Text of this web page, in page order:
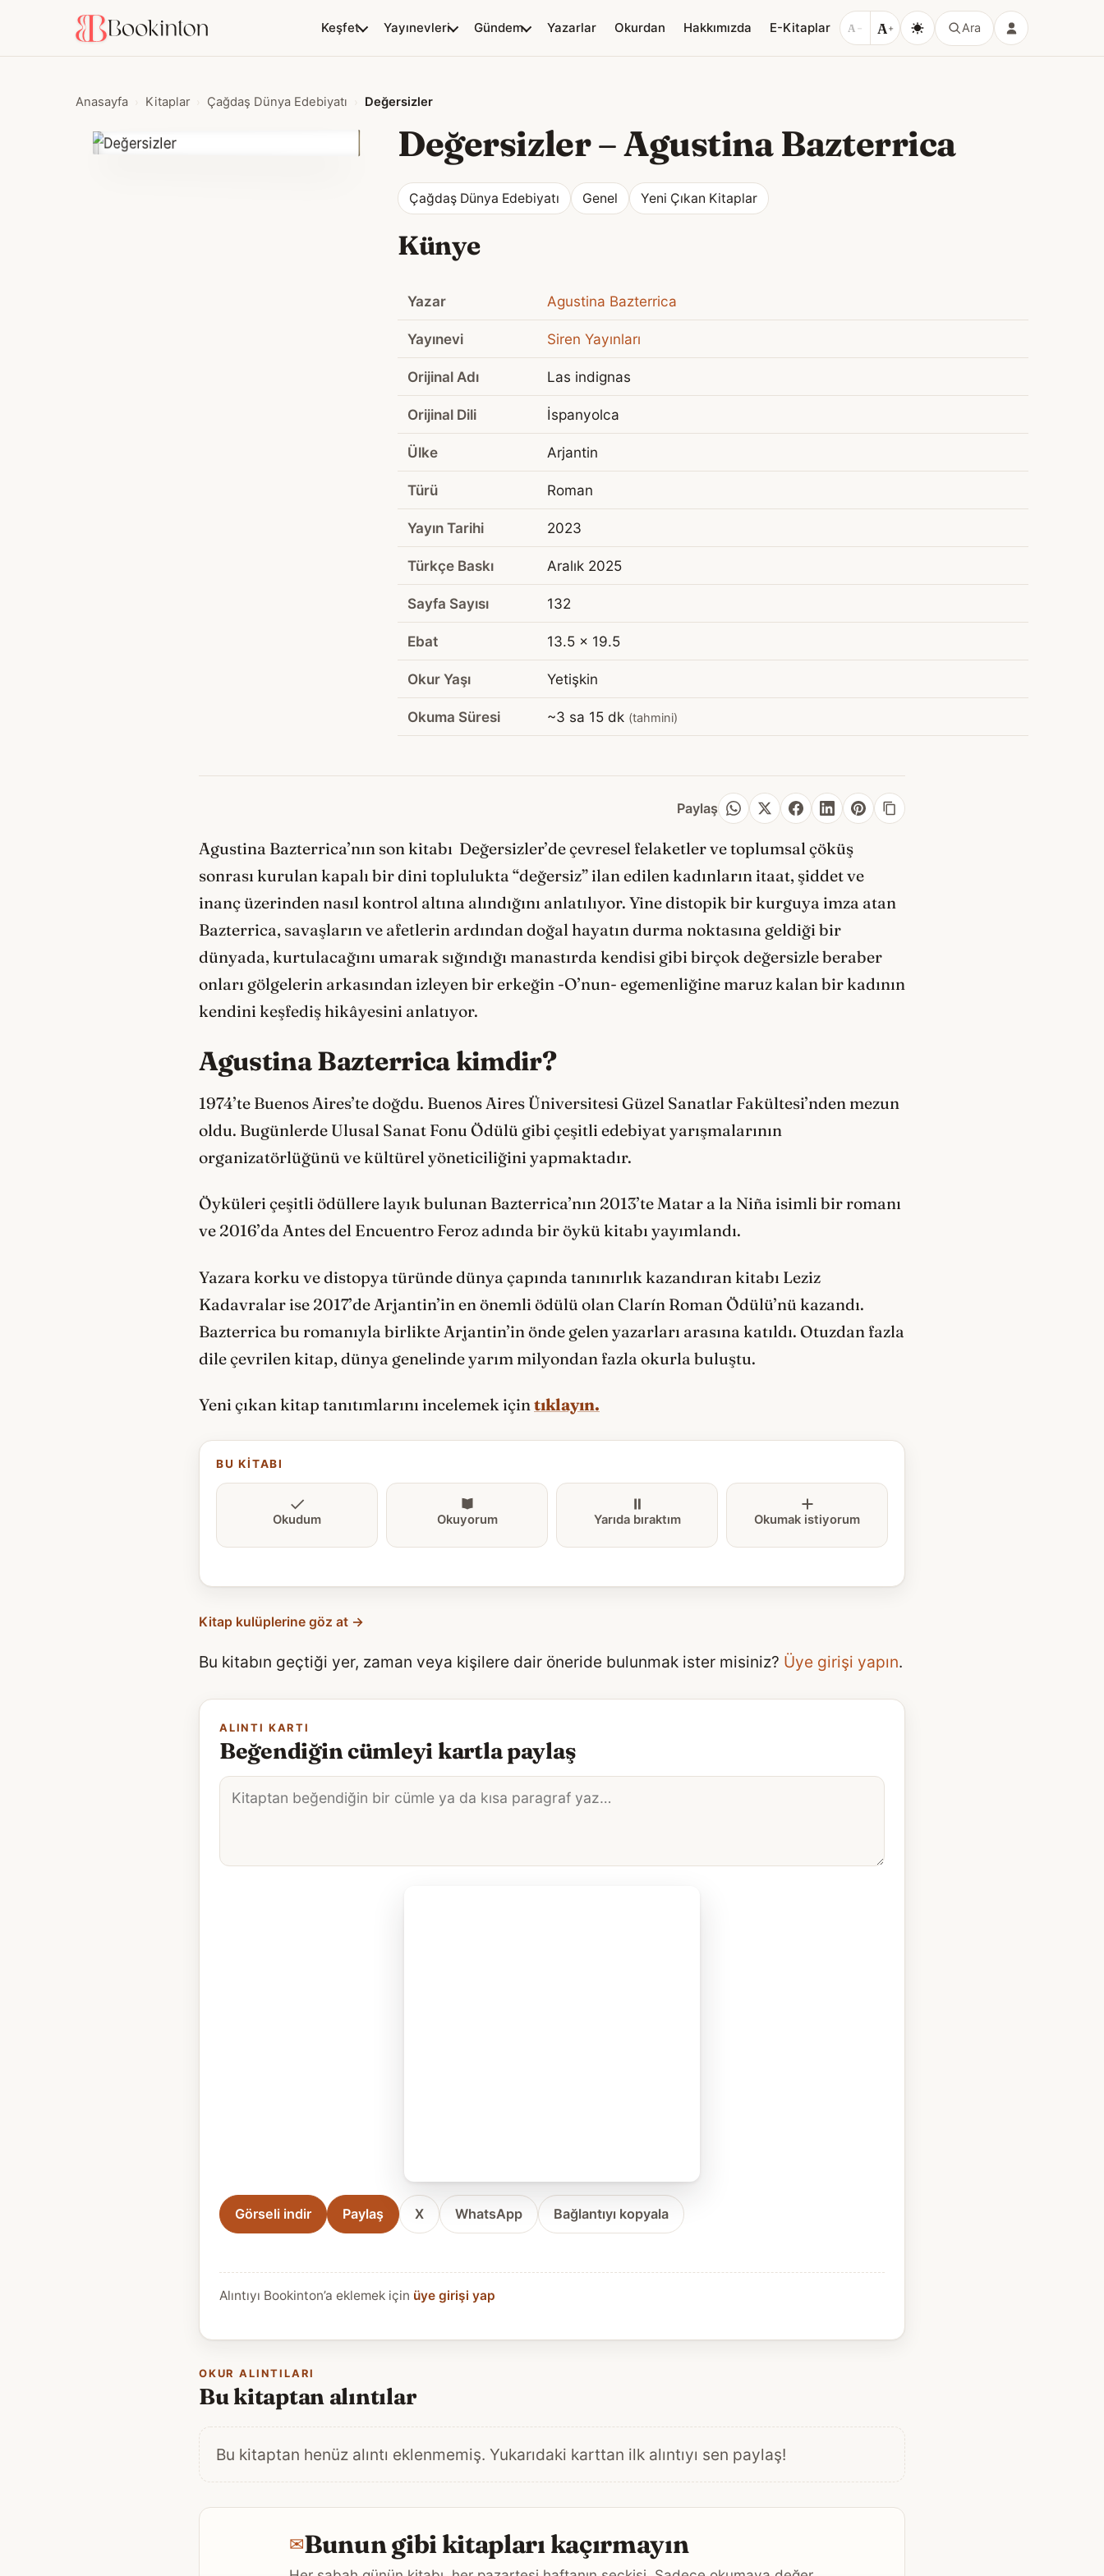
Keşfet Yayınevleri Gündem Yazarlar Okurdan Hakkımızda E-Kitaplar A − A+ Ara
Anasayfa Kitaplar Çağdaş Dünya Edebiyatı Değersizler
Değersizler–Agustina Bazterrica
Çağdaş Dünya Edebiyatı Genel Yeni Çıkan Kitaplar
Künye
Yazar Agustina Bazterrica
Yayınevi Siren Yayınları
Orijinal Adı Las indignas
Orijinal Dili İspanyolca
Ülke Arjantin
Türü Roman
Yayın Tarihi 2023
Türkçe Baskı Aralık 2025
Sayfa Sayısı 132
Ebat 13.5 x 19.5
Okur Yaşı Yetişkin
Okuma Süresi ~3 sa 15 dk (tahmini)
Paylaş
Agustina Bazterrica’nın son kitabı Değersizler’de çevresel felaketler ve toplumsal çöküş
sonrası kurulan kapalı bir dini toplulukta “değersiz” ilan edilen kadınların itaat, şiddet ve
inanç üzerinden nasıl kontrol altına alındığını anlatılıyor. Yine distopik bir kurguya imza atan
Bazterrica, savaşların ve afetlerin ardından doğal hayatın durma noktasına geldiği bir
dünyada, kurtulacağını umarak sığındığı manastırda kendisi gibi birçok değersizle beraber
onları gölgelerin arkasından izleyen bir erkeğin -O’nun- egemenliğine maruz kalan bir kadının
kendini keşfediş hikâyesini anlatıyor.
Agustina Bazterrica kimdir?
1974’te Buenos Aires’te doğdu. Buenos Aires Üniversitesi Güzel Sanatlar Fakültesi’nden mezun
oldu. Bugünlerde Ulusal Sanat Fonu Ödülü gibi çeşitli edebiyat yarışmalarının
organizatörlüğünü ve kültürel yöneticiliğini yapmaktadır.
Öyküleri çeşitli ödüllere layık bulunan Bazterrica’nın 2013’te Matar a la Niña isimli bir romanı
ve 2016’da Antes del Encuentro Feroz adında bir öykü kitabı yayımlandı.
Yazara korku ve distopya türünde dünya çapında tanınırlık kazandıran kitabı Leziz
Kadavralar ise 2017’de Arjantin’in en önemli ödülü olan Clarín Roman Ödülü’nü kazandı.
Bazterrica bu romanıyla birlikte Arjantin’in önde gelen yazarları arasına katıldı. Otuzdan fazla
dile çevrilen kitap, dünya genelinde yarım milyondan fazla okurla buluştu.
Yeni çıkan kitap tanıtımlarını incelemek içintıklayın.
BU KITABI
Okudum Okuyorum Yarıda bıraktım Okumak istiyorum
Kitap kulüplerine göz at →
Bu kitabın geçtiği yer, zaman veya kişilere dair öneride bulunmak ister misiniz? Üye girişi yapın.
ALINTI KARTI
Beğendiğin cümleyi kartla paylaş
Alıntı
metni
Görseli indir Paylaş X WhatsApp Bağlantıyı kopyala
Alıntıyı Bookinton’a eklemek için üye girişi yap
OKUR ALINTILARI
Bu kitaptan alıntılar
Bu kitaptan henüz alıntı eklenmemiş. Yukarıdaki karttan ilk alıntıyı sen paylaş!
✉Bunun gibi kitapları kaçırmayın